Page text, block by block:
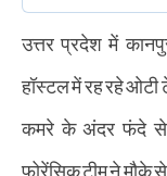
उत्तर प्रदेश में
हॉस्टल में रह रहे ओटी
कमरे के अंदर फंदे से